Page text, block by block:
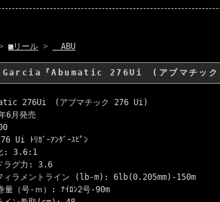
■リール > ABU
Garcia『Abumatic 276Ui (アブマチッ
276Ui (アブマチック 276 Ui)
6月発売
Ui ﾄﾘｶﾞｰｱﾝﾀﾞｰｽﾋﾟﾝ
: 3.6:1
ラグ力: 3.6
ィラメントライン (lb-m): 6lb(0.205mm)-150m
量（号-ｍ）: ﾅｲﾛﾝ2号-90m